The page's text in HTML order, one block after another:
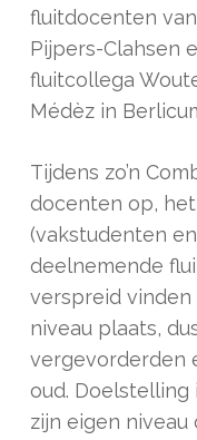
fluitdocenten
Pijpers-Clahsen
fluitcollega
Médèz in
Tijdens zo’n
docenten op,
(vakstudenten
deelnemende
verspreid
niveau plaats,
vergevorderden
oud.
zijn eigen